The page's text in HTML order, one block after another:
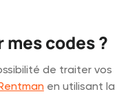
codes ?
de traiter vos
en utilisant la